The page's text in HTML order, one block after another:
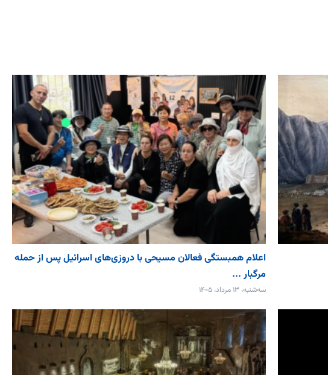
اعلام همبستگی فعالان مسیحی با دروزی‌های اسرائیل پس از حمله
مرگبار ...
سه‌شنبه، ۱۳ مرداد، ۱۴۰۵